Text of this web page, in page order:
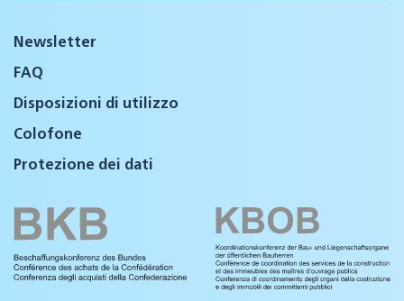
Newsletter
FAQ
Disposizioni di utilizzo
Colofone
Protezione dei dati